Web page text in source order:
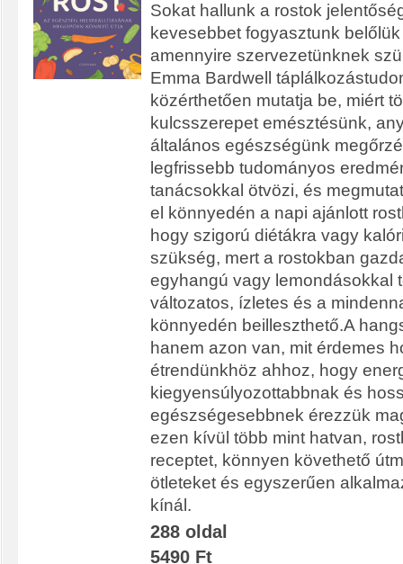
Sokat hallunk a rostok
kevesebbet fogyasztunk
amennyire szervezetünknek
Emma Bardwell
közérthetően mutatja be, miért
kulcsszerepet emésztésünk,
általános egészségünk
legfrissebb tudományos
tanácsokkal ötvözi, és
el könnyedén a napi ajánlott
hogy szigorú diétákra vagy
szükség, mert a rostokban
egyhangú vagy lemondásokkal
változatos, ízletes és a
könnyedén beilleszthető.A
hanem azon van, mit érdemes
étrendünkhöz ahhoz, hogy
kiegyensúlyozottabbnak és
egészségesebbnek érezzük
ezen kívül több mint hatvan,
receptet, könnyen követhető
ötleteket és egyszerűen
kínál.
288 oldal
5490 Ft